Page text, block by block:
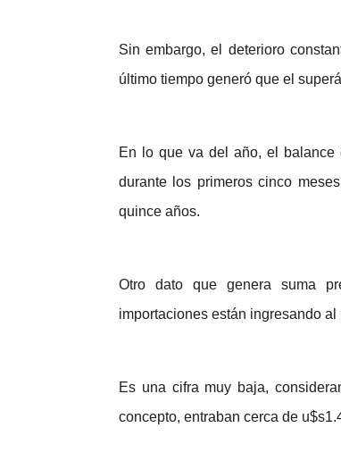
Sin embargo, el deterioro
último tiempo generó que el
En lo que va del año, el balance
durante los primeros cinco
quince años.
Otro dato que genera suma
importaciones están ingresando
Es una cifra muy baja,
concepto, entraban cerca de